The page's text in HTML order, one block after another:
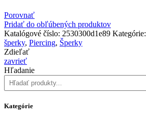
Porovnať
Pridať do obľúbených produktov
Katalógové číslo: 2530300d1e89 Kategórie:
šperky, Piercing, Šperky
Zdieľať
zavrieť
Hľadanie
Kategórie